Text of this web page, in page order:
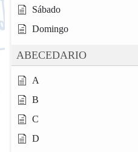
Sábado
Domingo
ABECEDARIO
A
B
C
D